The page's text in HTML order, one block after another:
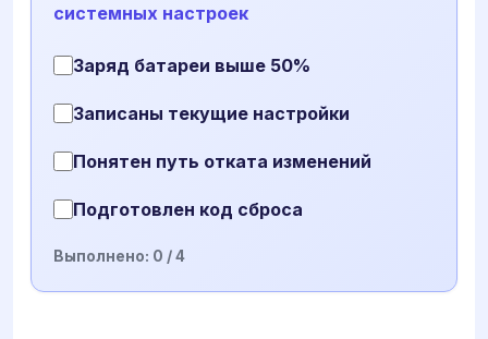
системных настроек
Заряд батареи выше 50%
Записаны текущие настройки
Понятен путь отката изменений
Подготовлен код сброса
Выполнено: 0 / 4